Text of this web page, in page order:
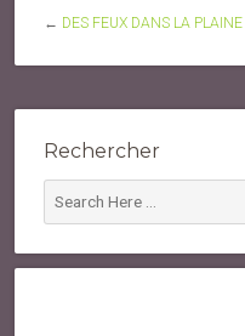
← DES FEUX DANS LA PLAINE
Rechercher